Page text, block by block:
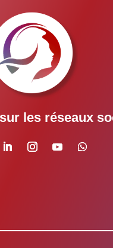
les réseaux